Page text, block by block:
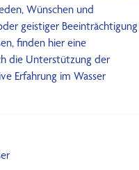
Wünschen und
geistiger Beeinträchtigung
finden hier eine
die Unterstützung der
Erfahrung im Wasser